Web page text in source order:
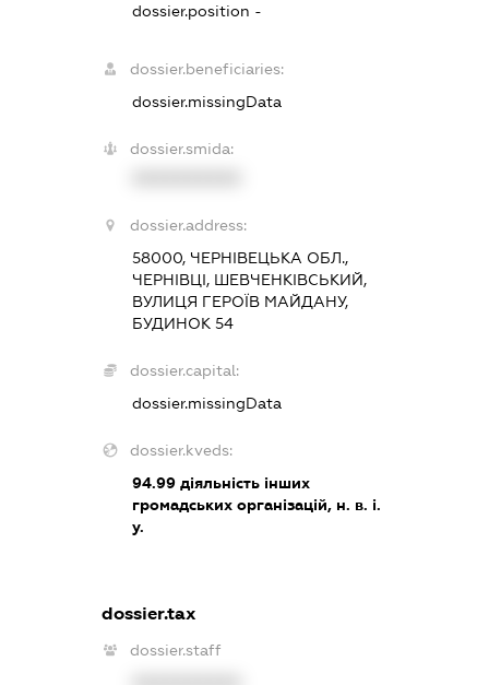
dossier.position -
dossier.beneficiaries:
dossier.missingData
dossier.smida:
dossier.address:
58000, ЧЕРНІВЕЦЬКА ОБЛ.,
ЧЕРНІВЦІ, ШЕВЧЕНКІВСЬКИЙ,
ВУЛИЦЯ ГЕРОЇВ МАЙДАНУ,
БУДИНОК 54
dossier.capital:
dossier.missingData
dossier.kveds:
94.99діяльність інших
громадських організацій, н. в. і.
у.
dossier.tax
dossier.staff